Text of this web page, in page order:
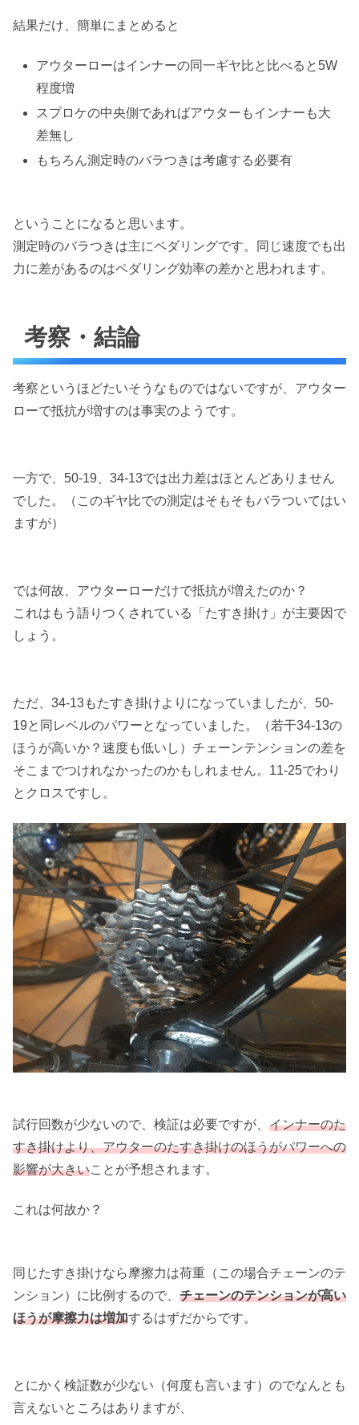
結果だけ、簡単にまとめると
アウターローはインナーの同一ギヤ比と比べると5W
程度増
スプロケの中央側であればアウターもインナーも大
差無し
もちろん測定時のバラつきは考慮する必要有
ということになると思います。
測定時のバラつきは主にペダリングです。同じ速度でも出
力に差があるのはペダリング効率の差かと思われます。
考察・結論
考察というほどたいそうなものではないですが、アウター
ローで抵抗が増すのは事実のようです。
一方で、50-19、34-13では出力差はほとんどありません
でした。（このギヤ比での測定はそもそもバラついてはい
ますが）
では何故、アウターローだけで抵抗が増えたのか？
これはもう語りつくされている「たすき掛け」が主要因で
しょう。
ただ、34-13もたすき掛けよりになっていましたが、50-
19と同レベルのパワーとなっていました。（若干34-13の
ほうが高いか？速度も低いし）チェーンテンションの差を
そこまでつけれなかったのかもしれません。11-25でわり
とクロスですし。
試行回数が少ないので、検証は必要ですが、 インナーのた
すき掛けより、アウターのたすき掛けのほうがパワーへの
影響が大きいことが予想されます。
これは何故か？
同じたすき掛けなら摩擦力は荷重（この場合チェーンのテ
ンション）に比例するので、 チェーンのテンションが高い
ほうが摩擦力は増加するはずだからです。
とにかく検証数が少ない（何度も言います）のでなんとも
言えないところはありますが、